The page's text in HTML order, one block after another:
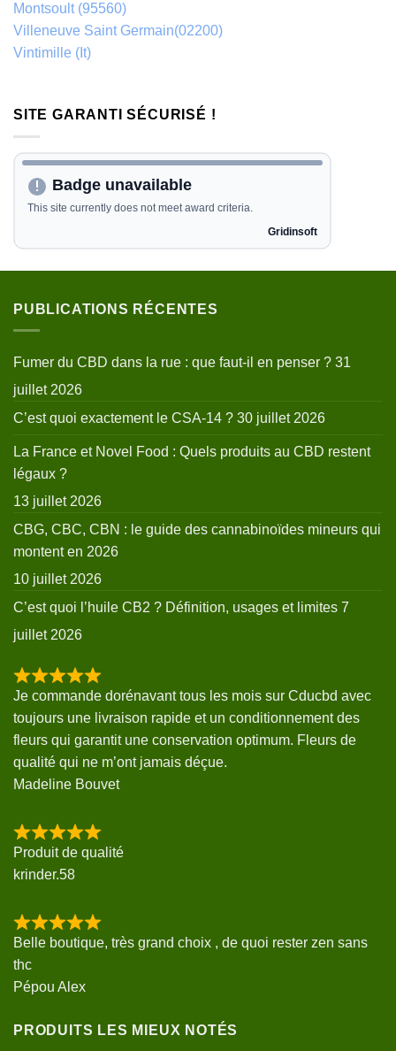
Montsoult (95560)
Villeneuve Saint Germain(02200)
Vintimille (It)
SITE GARANTI SÉCURISÉ !
PUBLICATIONS RÉCENTES
Fumer du CBD dans la rue : que faut-il en penser ? 31
juillet 2026
C’est quoi exactement le CSA-14 ? 30 juillet 2026
La France et Novel Food : Quels produits au CBD restent
légaux ?
13 juillet 2026
CBG, CBC, CBN : le guide des cannabinoïdes mineurs qui
montent en 2026
10 juillet 2026
C’est quoi l’huile CB2 ? Définition, usages et limites 7
juillet 2026
Je commande dorénavant tous les mois sur Cducbd avec
toujours une livraison rapide et un conditionnement des
fleurs qui garantit une conservation optimum. Fleurs de
qualité qui ne m’ont jamais déçue.
Madeline Bouvet
Produit de qualité
krinder.58
Belle boutique, très grand choix , de quoi rester zen sans
thc
Pépou Alex
PRODUITS LES MIEUX NOTÉS